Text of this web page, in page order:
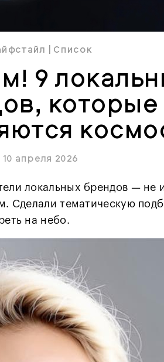
Список
9
которые
10 апреля 2026
локальных брендов — не
Сделали тематическую
на небо.